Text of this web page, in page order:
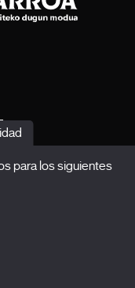
para los siguientes